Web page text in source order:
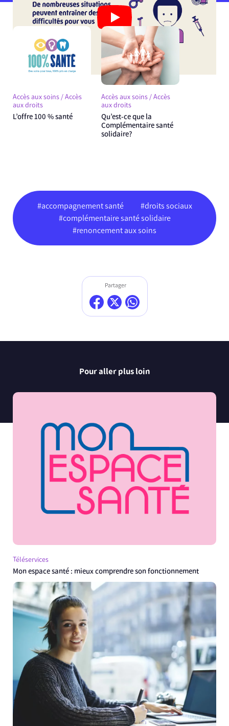
Accès aux soins / Accès
aux droits
L’offre 100 % santé
Accès aux soins / Accès
aux droits
Qu’est-ce que la
Complémentaire santé
solidaire?
#accompagnement santé
#droits sociaux
#complémentaire santé solidaire
#renoncement aux soins
Partager
Pour aller plus loin
Téléservices
Mon espace santé : mieux comprendre son fonctionnement